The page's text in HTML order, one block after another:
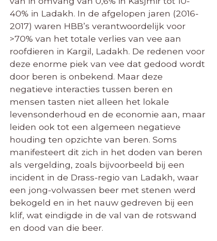
40% in Ladakh. In de afgelopen jaren (2016-
2017) waren HBB’s verantwoordelijk voor
>70% van het totale verlies van vee aan
roofdieren in Kargil, Ladakh. De redenen voor
deze enorme piek van vee dat gedood wordt
door beren is onbekend. Maar deze
negatieve interacties tussen beren en
mensen tasten niet alleen het lokale
levensonderhoud en de economie aan, maar
leiden ook tot een algemeen negatieve
houding ten opzichte van beren. Soms
manifesteert dit zich in het doden van beren
als vergelding, zoals bijvoorbeeld bij een
incident in de Drass-regio van Ladakh, waar
een jong-volwassen beer met stenen werd
bekogeld en in het nauw gedreven bij een
klif, wat eindigde in de val van de rotswand
en dood van die beer.